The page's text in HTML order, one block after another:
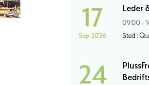
17
Sep 2026
Leder
09:00 -
Sted :
24